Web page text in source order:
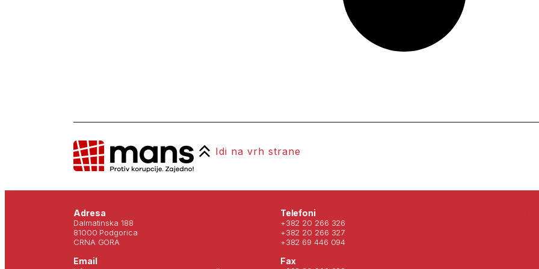
Idi na vrh strane
Adresa
Dalmatinska 188
81000 Podgorica
CRNA GORA
Email
Telefoni
+382 20 266 326
+382 20 266 327
+382 69 446 094
Fax